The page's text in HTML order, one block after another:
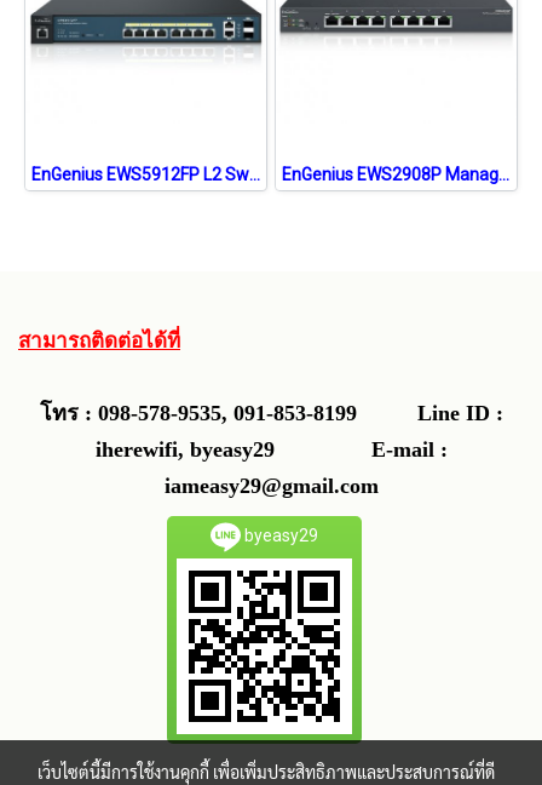
EnGenius EWS5912FP L2 Switch PoE 8-Port Gigabit Managed 802.3af/at, 2-Port Uplink and 2-Port SFP, Total Budget 61.6W, Centralized Network Management, Rackmount 1U Model EnGenius EWS2908P Managed Smart Switch 8-Port Gigabit 55W, 802.3af Compliant PoE+ Network Switch
สามารถติดต่อได้ที่
โทร : 098-578-9535, 091-853-8199 Line ID :
iherewifi, byeasy29 E-mail :
iameasy29@gmail.com
byeasy29
เว็บไซต์นี้มีการใช้งานคุกกี้ เพื่อเพิ่มประสิทธิภาพและประสบการณ์ที่ดี